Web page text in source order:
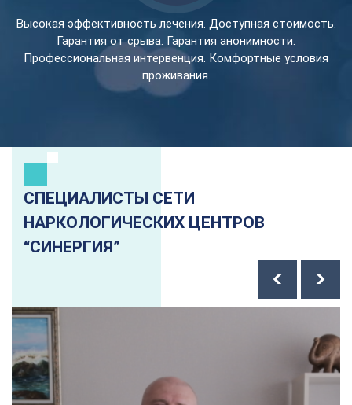
Высокая эффективность лечения. Доступная стоимость.
Гарантия от срыва. Гарантия анонимности.
Профессиональная интервенция. Комфортные условия
проживания.
СПЕЦИАЛИСТЫ СЕТИ
НАРКОЛОГИЧЕСКИХ ЦЕНТРОВ
“СИНЕРГИЯ”